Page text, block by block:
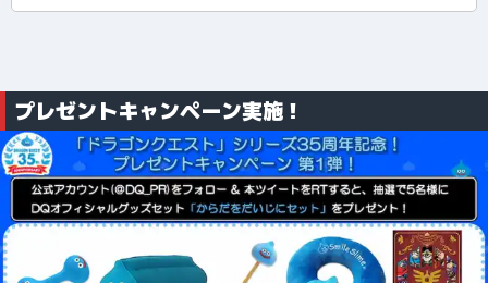
プレゼントキャンペーン実施！